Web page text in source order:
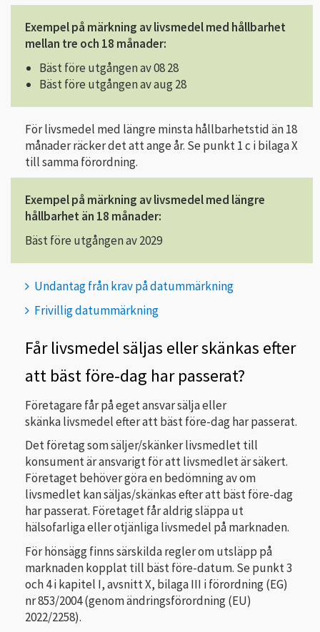
Exempel på märkning av livsmedel med hållbarhet
mellan tre och 18 månader:
Bäst före utgången av 08 28
Bäst före utgången av aug 28
För livsmedel med längre minsta hållbarhetstid än 18
månader räcker det att ange år. Se punkt 1 c i bilaga X
till samma förordning.
Exempel på märkning av livsmedel med längre
hållbarhet än 18 månader:
Bäst före utgången av 2029
Undantag från krav på datummärkning
Frivillig datummärkning
Får livsmedel säljas eller skänkas efter
att bäst före-dag har passerat?
Företagare får på eget ansvar sälja eller
skänka livsmedel efter att bäst före-dag har passerat.
Det företag som säljer/skänker livsmedlet till
konsument är ansvarigt för att livsmedlet är säkert.
Företaget behöver göra en bedömning av om
livsmedlet kan säljas/skänkas efter att bäst före-dag
har passerat. Företaget får aldrig släppa ut
hälsofarliga eller otjänliga livsmedel på marknaden.
För hönsägg finns särskilda regler om utsläpp på
marknaden kopplat till bäst före-datum. Se punkt 3
och 4 i kapitel I, avsnitt X, bilaga III i förordning (EG)
nr 853/2004 (genom ändringsförordning (EU)
2022/2258).